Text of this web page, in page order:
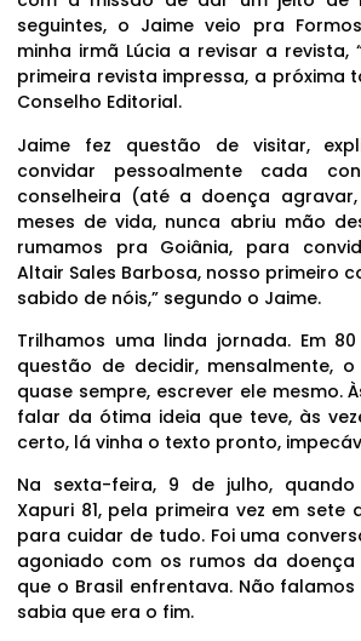
seguintes, o Jaime veio pra
minha irmã Lúcia a revisar a revista,
primeira revista impressa, a próxima
Conselho Editorial.
Jaime fez questão de visitar,
convidar pessoalmente cada
conselheira (até a doença
meses de vida, nunca abriu mão
rumamos pra Goiânia, para
Altair Sales Barbosa, nosso primeiro
sabido de nóis,” segundo o Jaime.
Trilhamos uma linda jornada. Em
questão de decidir, mensalmente,
quase sempre, escrever ele mesmo.
falar da ótima ideia que teve, às
certo, lá vinha o texto pronto,
Na sexta-feira, 9 de julho,
Xapuri 81, pela primeira vez em sete
para cuidar de tudo. Foi uma
agoniado com os rumos da
que o Brasil enfrentava. Não
sabia que era o fim.